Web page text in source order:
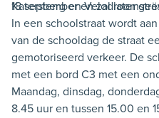
18 september en zal later
Katersberg en
In een schoolstraat wordt
van de schooldag de straat
gemotoriseerd verkeer. De
met een bord C3 met een
Maandag, dinsdag,
8.45 uur en tussen 15.00 en